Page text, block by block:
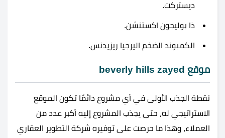
ديستركت.
ذا بوليجون اكستنشن.
الكمبوند الضخم اليرجيا ريزيدنس.
موقع beverly hills zayed
نقطة الجذب الأولى في أي مشروع دائمًا تكون الموقع
الاستراتيجي له، حتى يجذب المشروع إليه أكبر عدد من
العملاء، وهذا ما حرصت على توفيره شركة التطوير العقاري